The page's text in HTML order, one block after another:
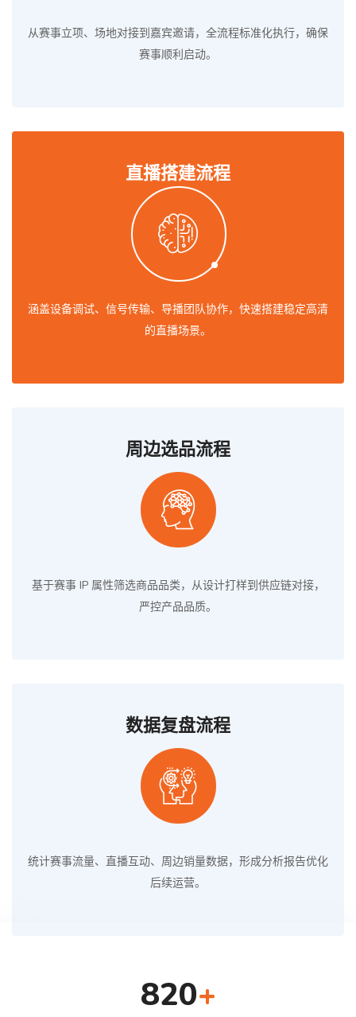
从赛事立项、场地对接到嘉宾邀请，全流程标准化执行，确保
赛事顺利启动。
直播搭建流程
涵盖设备调试、信号传输、导播团队协作，快速搭建稳定高清
的直播场景。
周边选品流程
基于赛事 IP 属性筛选商品品类，从设计打样到供应链对接，
严控产品品质。
数据复盘流程
统计赛事流量、直播互动、周边销量数据，形成分析报告优化
后续运营。
820+